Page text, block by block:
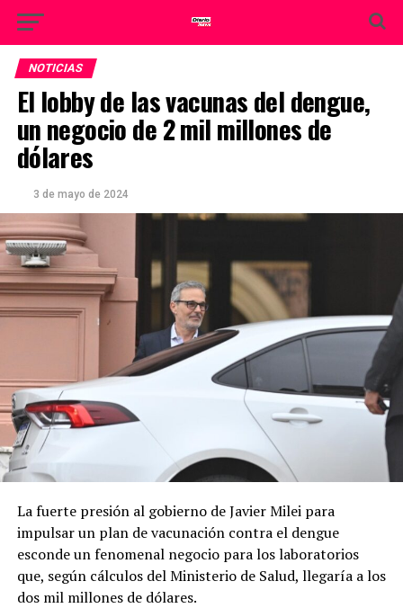
NOTICIAS
El lobby de las vacunas del dengue,
un negocio de 2 mil millones de
dólares
3 de mayo de 2024
La fuerte presión al gobierno de Javier Milei para
impulsar un plan de vacunación contra el dengue
esconde un fenomenal negocio para los laboratorios
que, según cálculos del Ministerio de Salud, llegaría a los
dos mil millones de dólares.